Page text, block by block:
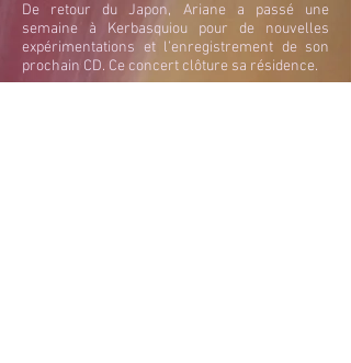
De retour du Japon, Ariane a passé une
semaine à Kerbasquiou pour de nouvelles
expérimentations et l’enregistrement de son
prochain CD. Ce concert clôture sa résidence.